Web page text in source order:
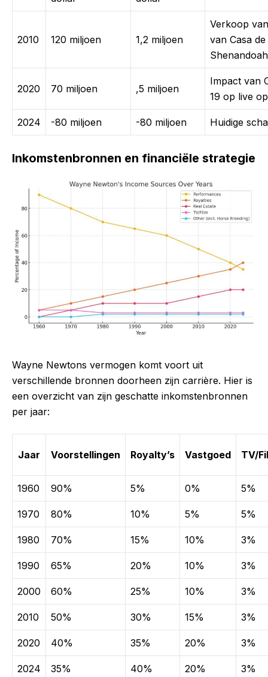
2010 120 miljoen 1,2 miljoen
Verkoop
van Casa de
Shenandoah
2020 70 miljoen ,5 miljoen
Impact van
19 op live
2024 -80 miljoen -80 miljoen Huidige
Inkomstenbronnen en financiële strategie
Wayne Newtons vermogen komt voort uit
verschillende bronnen doorheen zijn carrière. Hier is
een overzicht van zijn geschatte inkomstenbronnen
per jaar:
Jaar Voorstellingen Royalty’s Vastgoed TV/
1960 90% 5% 0% 5%
1970 80% 10% 5% 5%
1980 70% 15% 10% 3%
1990 65% 20% 10% 3%
2000 60% 25% 10% 3%
2010 50% 30% 15% 3%
2020 40% 35% 20% 3%
2024 35% 40% 20% 3%